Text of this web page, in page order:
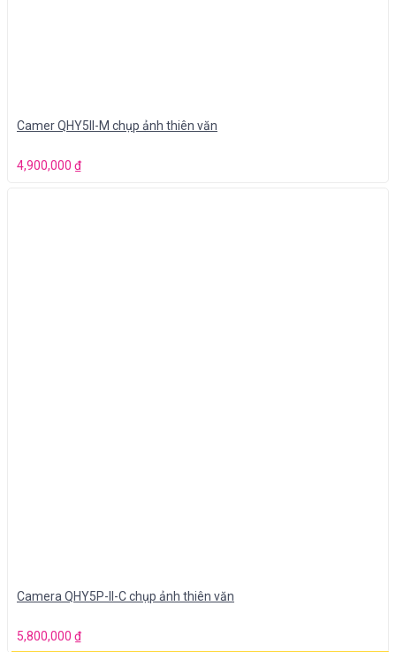
Camer QHY5II-M chụp ảnh thiên văn
4,900,000 ₫
Camera QHY5P-II-C chụp ảnh thiên văn
5,800,000 ₫